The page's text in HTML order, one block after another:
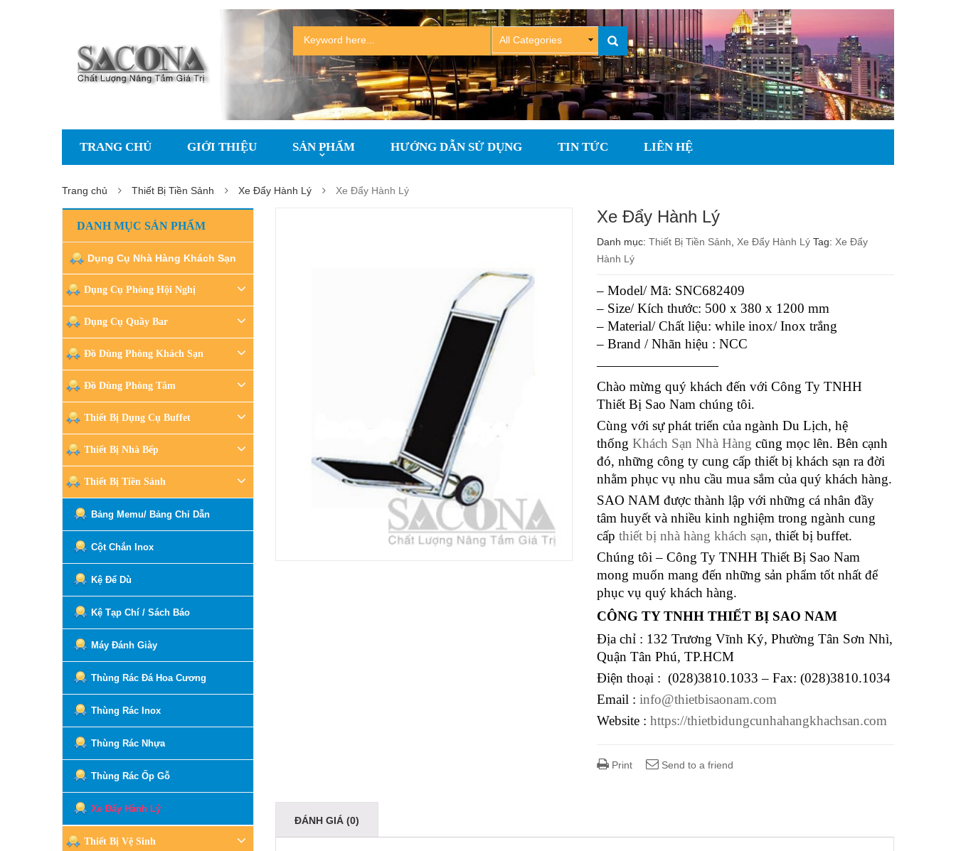
TRANG CHỦ GIỚI THIỆU SẢN PHẨM HƯỚNG DẪN SỬ DỤNG TIN TỨC LIÊN HỆ
Trang chủ Thiết Bị Tiền Sảnh Xe Đẩy Hành Lý Xe Đẩy Hành Lý
Xe Đẩy Hành Lý
Danh mục:Thiết Bị Tiền Sảnh,Xe Đẩy Hành Lý Tag:Xe Đẩy
Hành Lý
– Model/ Mã: SNC682409
– Size/ Kích thước: 500 x 380 x 1200 mm
– Material/ Chất liệu: while inox/ Inox trắng
– Brand / Nhãn hiệu : NCC
—————————
Chào mừng quý khách đến với Công Ty TNHH
Thiết Bị Sao Nam chúng tôi.
Cùng với sự phát triển của ngành Du Lịch, hệ
thốngKhách Sạn Nhà Hàng cũng mọc lên. Bên cạnh
đó, những công ty cung cấp thiết bị khách sạn ra đời
nhằm phục vụ nhu cầu mua sắm của quý khách hàng.
SAO NAM được thành lập với những cá nhân đầy
tâm huyết và nhiều kinh nghiệm trong ngành cung
cấpthiết bị nhà hàng khách sạn, thiết bị buffet.
Chúng tôi – Công Ty TNHH Thiết Bị Sao Nam
mong muốn mang đến những sản phẩm tốt nhất để
phục vụ quý khách hàng.
CÔNG TY TNHH THIẾT BỊ SAO NAM
Địa chỉ : 132 Trương Vĩnh Ký, Phường Tân Sơn Nhì,
Quận Tân Phú, TP.HCM
Điện thoại : (028)3810.1033 – Fax: (028)3810.1034
Email :info@thietbisaonam.com
Website :https://thietbidungcunhahangkhachsan.com
Print Send to a friend
ĐÁNH GIÁ (0)
DANH MỤC SẢN PHẨM
Dụng Cụ Nhà Hàng Khách Sạn
Dụng Cụ Phòng Hội Nghị
Dụng Cụ Quầy Bar
Đồ Dùng Phòng Khách Sạn
Đồ Dùng Phòng Tắm
Thiết Bị Dụng Cụ Buffet
Thiết Bị Nhà Bếp
Thiết Bị Tiền Sảnh
Bảng Memu/ Bảng Chỉ Dẫn
Cột Chắn Inox
Kệ Để Dù
Kệ Tạp Chí / Sách Báo
Máy Đánh Giày
Thùng Rác Đá Hoa Cương
Thùng Rác Inox
Thùng Rác Nhựa
Thùng Rác Ốp Gỗ
Xe Đẩy Hành Lý
Thiết Bị Vệ Sinh